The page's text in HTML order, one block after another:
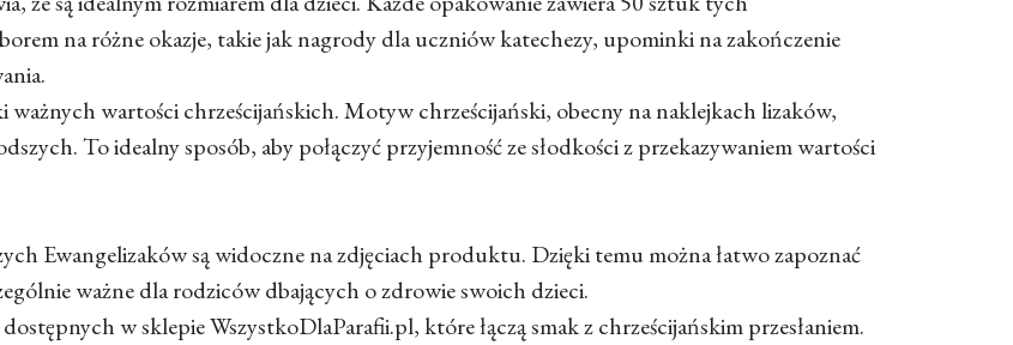
na różne okazje, takie jak nagrody dla uczniów katechezy, upominki na zakończenie
ważnych wartości chrześcijańskich. Motyw chrześcijański, obecny na naklejkach lizaków,
To idealny sposób, aby połączyć przyjemność ze słodkości z przekazywaniem wartości
Ewangelizaków są widoczne na zdjęciach produktu. Dzięki temu można łatwo zapoznać
ważne dla rodziców dbających o zdrowie swoich dzieci.
w sklepie WszystkoDlaParafii.pl, które łączą smak z chrześcijańskim przesłaniem.